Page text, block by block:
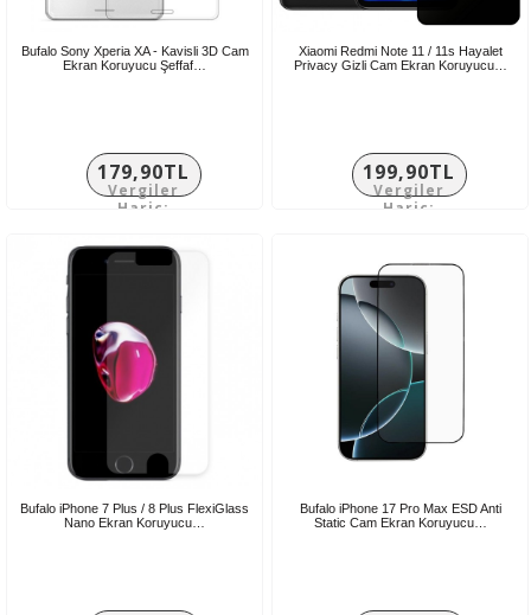
Bufalo Sony Xperia XA - Kavisli 3D Cam
Ekran Koruyucu Şeffaf…
179,90TL
Vergiler
Hariç:
Xiaomi Redmi Note 11 / 11s Hayalet
Privacy Gizli Cam Ekran Koruyucu…
199,90TL
Vergiler
Hariç:
Bufalo iPhone 7 Plus / 8 Plus FlexiGlass
Nano Ekran Koruyucu…
Bufalo iPhone 17 Pro Max ESD Anti
Static Cam Ekran Koruyucu…